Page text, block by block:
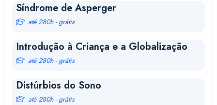
Síndrome de Asperger
até 280h - grátis
Introdução à Criança e a Globalização
até 280h - grátis
Distúrbios do Sono
até 280h - grátis